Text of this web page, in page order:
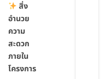
สิ่ง
อำนวย
ความ
สะดวก
ภายใน
โครงการ